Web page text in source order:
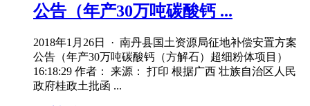
公告（年产30万吨碳酸钙 ...
2018年1月26日 · 南丹县国土资源局征地补偿安置方案
公告（年产30万吨碳酸钙（方解石）超细粉体项目）
16:18:29 作者： 来源： 打印 根据广西 壮族自治区人民
政府桂政土批函 ...